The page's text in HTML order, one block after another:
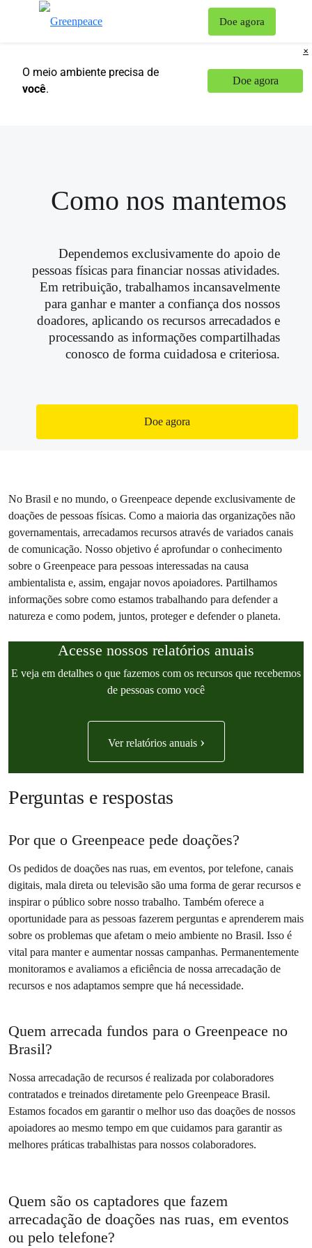
Doe agora
O meio ambiente precisa de
você.
Doe agora
✕
Como nos mantemos
Dependemos exclusivamente do apoio de
pessoas físicas para financiar nossas atividades.
Em retribuição, trabalhamos incansavelmente
para ganhar e manter a confiança dos nossos
doadores, aplicando os recursos arrecadados e
processando as informações compartilhadas
conosco de forma cuidadosa e criteriosa.
Doe agora
No Brasil e no mundo, o Greenpeace depende exclusivamente de
doações de pessoas físicas. Como a maioria das organizações não
governamentais, arrecadamos recursos através de variados canais
de comunicação. Nosso objetivo é aprofundar o conhecimento
sobre o Greenpeace para pessoas interessadas na causa
ambientalista e, assim, engajar novos apoiadores. Partilhamos
informações sobre como estamos trabalhando para defender a
natureza e como podem, juntos, proteger e defender o planeta.
Acesse nossos relatórios anuais
E veja em detalhes o que fazemos com os recursos que recebemos
de pessoas como você
Ver relatórios anuais ›
Perguntas e respostas
Por que o Greenpeace pede doações?
Os pedidos de doações nas ruas, em eventos, por telefone, canais
digitais, mala direta ou televisão são uma forma de gerar recursos e
inspirar o público sobre nosso trabalho. Também oferece a
oportunidade para as pessoas fazerem perguntas e aprenderem mais
sobre os problemas que afetam o meio ambiente no Brasil. Isso é
vital para manter e aumentar nossas campanhas. Permanentemente
monitoramos e avaliamos a eficiência de nossa arrecadação de
recursos e nos adaptamos sempre que há necessidade.
Quem arrecada fundos para o Greenpeace no
Brasil?
Nossa arrecadação de recursos é realizada por colaboradores
contratados e treinados diretamente pelo Greenpeace Brasil.
Estamos focados em garantir o melhor uso das doações de nossos
apoiadores ao mesmo tempo em que cuidamos para garantir as
melhores práticas trabalhistas para nossos colaboradores.
Quem são os captadores que fazem
arrecadação de doações nas ruas, em eventos
ou pelo telefone?